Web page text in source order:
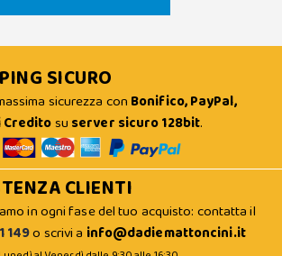
SICURO
sicurezza con Bonifico, PayPal,
Creditosu server sicuro 128bit.
CLIENTI
in ogni fase del tuo acquisto: contatta il
149o scrivi a info@dadiemattoncini.it